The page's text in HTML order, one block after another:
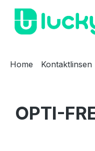
Hauptinhalt springen
Zur Suche springen
Zur Hauptnavigation
Home Kontaktlinsen
OPTI-